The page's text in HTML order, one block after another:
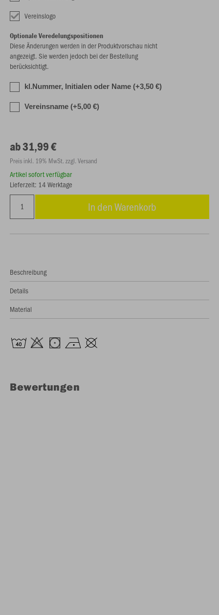
Vereinslogo
Optionale Veredelungspositionen
Diese Änderungen werden in der Produktvorschau nicht
angezeigt. Sie werden jedoch bei der Bestellung
berücksichtigt.
kl.Nummer, Initialen oder Name (+3,50 €)
Vereinsname (+5,00 €)
ab 31,99 €
Preis inkl. 19% MwSt. zzgl. Versand
Artikel sofort verfügbar
Lieferzeit: 14 Werktage
In den Warenkorb
Beschreibung
Details
Material
Bewertungen